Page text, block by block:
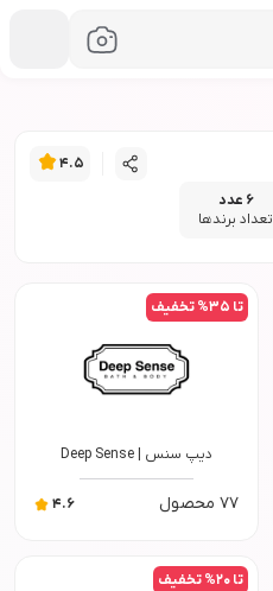
4.5
6 عدد
تعداد برند‌ها
تا 35% تخفیف
77 محصول 4.6
دیپ سنس |
Deep Sense
تا20% تخفیف